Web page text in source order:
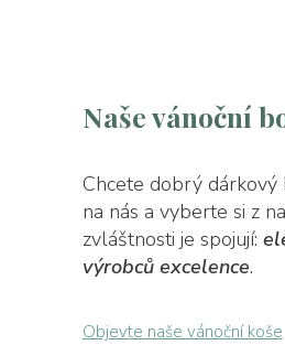
Naše vánoční
Chcete dobrý dárkový
na nás a vyberte si z
zvláštnosti je spojují:
výrobců excelence.
Objevte naše vánoční koše